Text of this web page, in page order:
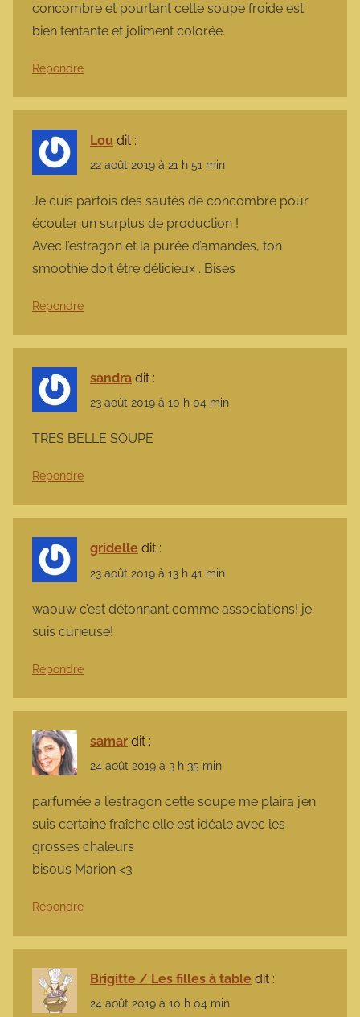
concombre et pourtant cette soupe froide est
bien tentante et joliment colorée.
Répondre
Lou dit :
22 août 2019 à 21 h 51 min
Je cuis parfois des sautés de concombre pour
écouler un surplus de production !
Avec l’estragon et la purée d’amandes, ton
smoothie doit être délicieux . Bises
Répondre
sandra dit :
23 août 2019 à 10 h 04 min
TRES BELLE SOUPE
Répondre
gridelle dit :
23 août 2019 à 13 h 41 min
waouw c’est détonnant comme associations! je
suis curieuse!
Répondre
samar dit :
24 août 2019 à 3 h 35 min
parfumée a l’estragon cette soupe me plaira j’en
suis certaine fraîche elle est idéale avec les
grosses chaleurs
bisous Marion <3
Répondre
Brigitte / Les filles à table dit :
24 août 2019 à 10 h 04 min